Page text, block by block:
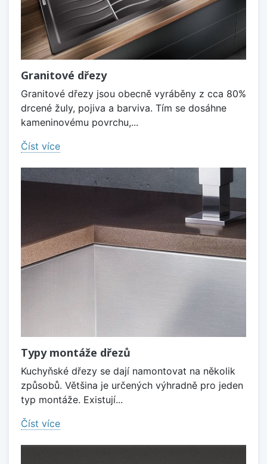
Granitové dřezy
Granitové dřezy jsou obecně vyráběny z cca 80%
drcené žuly, pojiva a barviva. Tím se dosáhne
kameninovému povrchu,...
Číst více
Typy montáže dřezů
Kuchyňské dřezy se dají namontovat na několik
způsobů. Většina je určených výhradně pro jeden
typ montáže. Existují...
Číst více